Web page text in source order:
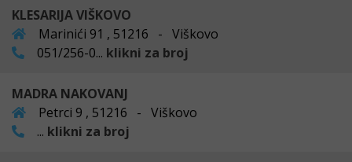
KLESARIJA VIŠKOVO
Marinići 91 , 51216 - Viškovo
051/256-0... klikni za broj
MADRA NAKOVANJ
Petrci 9 , 51216 - Viškovo
... klikni za broj